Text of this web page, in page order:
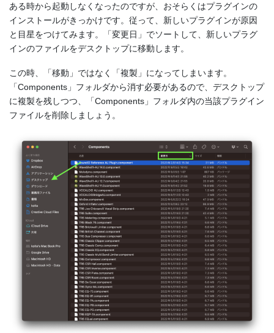
ある時から起動しなくなったのですが、おそらくはプラグインの
インストールがきっかけです。従って、新しいプラグインが原因
と目星をつけてみます。「変更日」でソートして、新しいプラグ
インのファイルをデスクトップに移動します。
この時、「移動」ではなく「複製」になってしまいます。
「Components」フォルダから消す必要があるので、デスクトップ
に複製を残しつつ、「Components」フォルダ内の当該プラグイン
ファイルを削除しましょう。